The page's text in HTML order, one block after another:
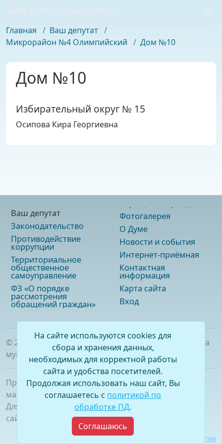
Дума ГОМО «город Саянск»
Главная / Ваш депутат /
Микрорайон №4 Олимпийский / Дом №10
Дом №10
Избирательный округ № 15
Осипова Кира Георгиевна
Ваш депутат
Законодательство
Противодействие
коррупции
Территориальное
общественное
самоуправление
ФЗ «О порядке
рассмотрения
обращений граждан»
Фотогалерея
О Думе
Новости и события
Интернет-приёмная
Контактная
информация
Карта сайта
Вход
© 2026
. Официальный сайт Думы городского округа
муниципального образования «город Саянск»
При полном или частичном использовании
материалов ссылка на сайт обязательна.
Для сетевых изданий обязательна гиперссылка на
сайт –
www.dumasayansk.ru
Разработка сайта: Виртуальные технологии
На сайте используются cookies для
сбора и хранения данных,
необходимых для корректной работы
сайта и удобства посетителей.
Продолжая использовать наш сайт, Вы
соглашаетесь с политикой по
обработке ПД.
Соглашаюсь